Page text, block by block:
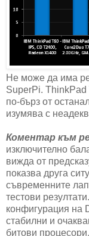
Не може да има
SuperPi. ThinkPad
по-бърз от
изумява с
Коментар към
изключително
вижда от
показва друга
съвременните
тестови
конфигурация на
стабилни и
битови